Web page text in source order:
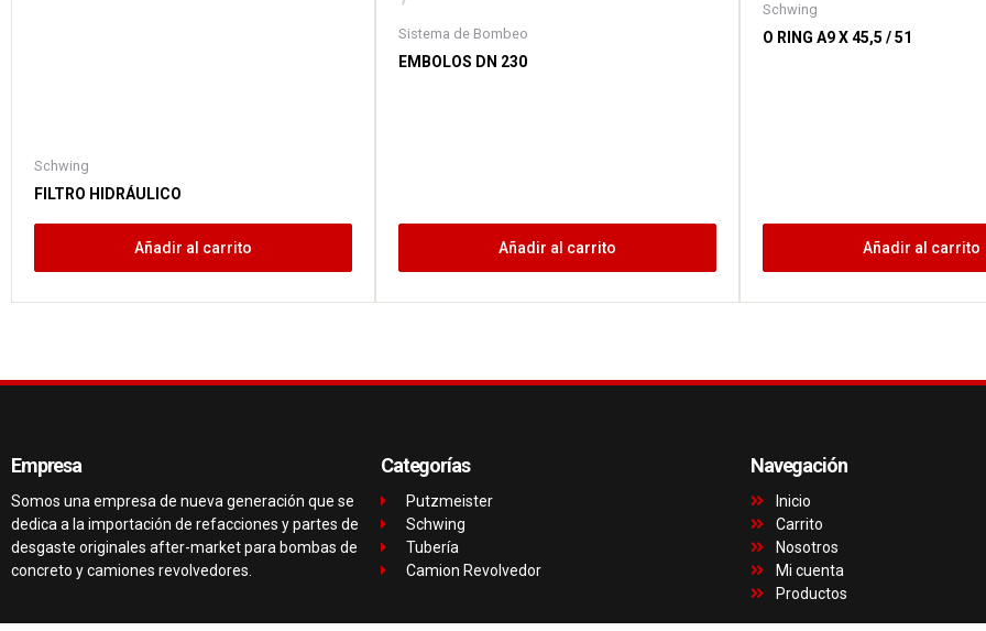
Schwing
FILTRO HIDRÁULICO
Añadir al carrito
Sistema de Bombeo
EMBOLOS DN 230
Añadir al carrito
Schwing
O RING A9 X 45,5 / 51
Añadir al carrito
Empresa
Somos una empresa de nueva generación que se
dedica a la importación de refacciones y partes de
desgaste originales after-market para bombas de
concreto y camiones revolvedores.
Categorías
Putzmeister
Schwing
Tubería
Camion Revolvedor
Navegación
Inicio
Carrito
Nosotros
Mi cuenta
Productos